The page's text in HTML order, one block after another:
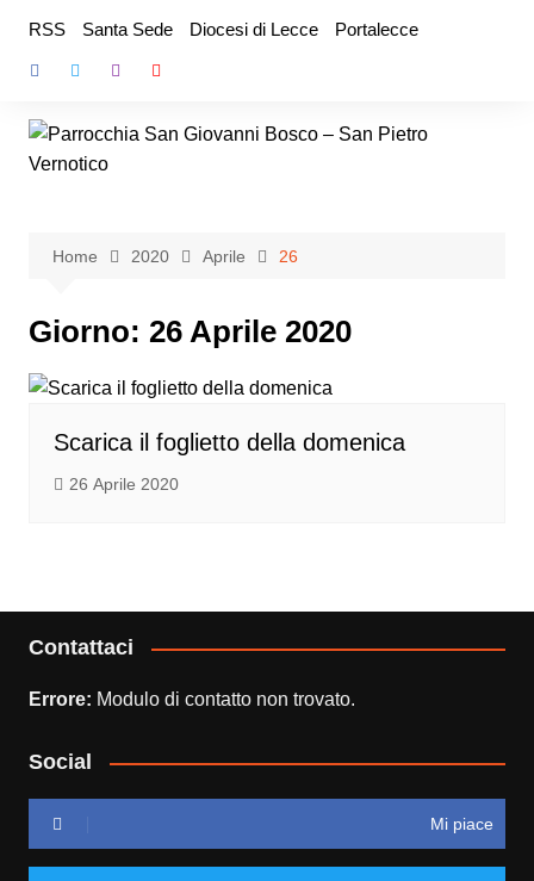
contenuto
RSS Santa Sede Diocesi di Lecce Portalecce
Home 2020 Aprile 26
Giorno: 26 Aprile 2020
Scarica il foglietto della domenica
26 Aprile 2020
Contattaci
Errore: Modulo di contatto non trovato.
Social
Mi piace